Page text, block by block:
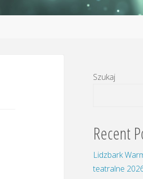
Szukaj
Recent
Lidzbark
teatralne